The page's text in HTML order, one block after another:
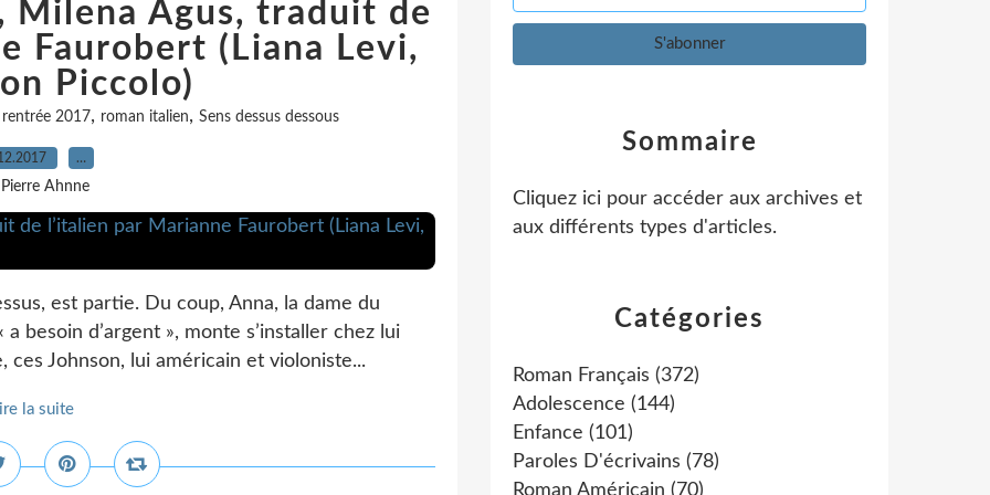
Milena Agus, traduit de
Faurobert (Liana Levi,
Piccolo)
rentrée 2017, roman italien, Sens dessus dessous
…
Ahnne
est partie. Du coup, Anna, la dame du
besoin d’argent », monte s’installer chez lui
Johnson, lui américain et violoniste...
la suite
Catégories
Roman Français (372)
Adolescence (144)
Enfance (101)
Paroles D'écrivains (78)
Roman Américain (70)
Sommaire
Cliquez ici pour accéder aux archives et
aux différents types d'articles.